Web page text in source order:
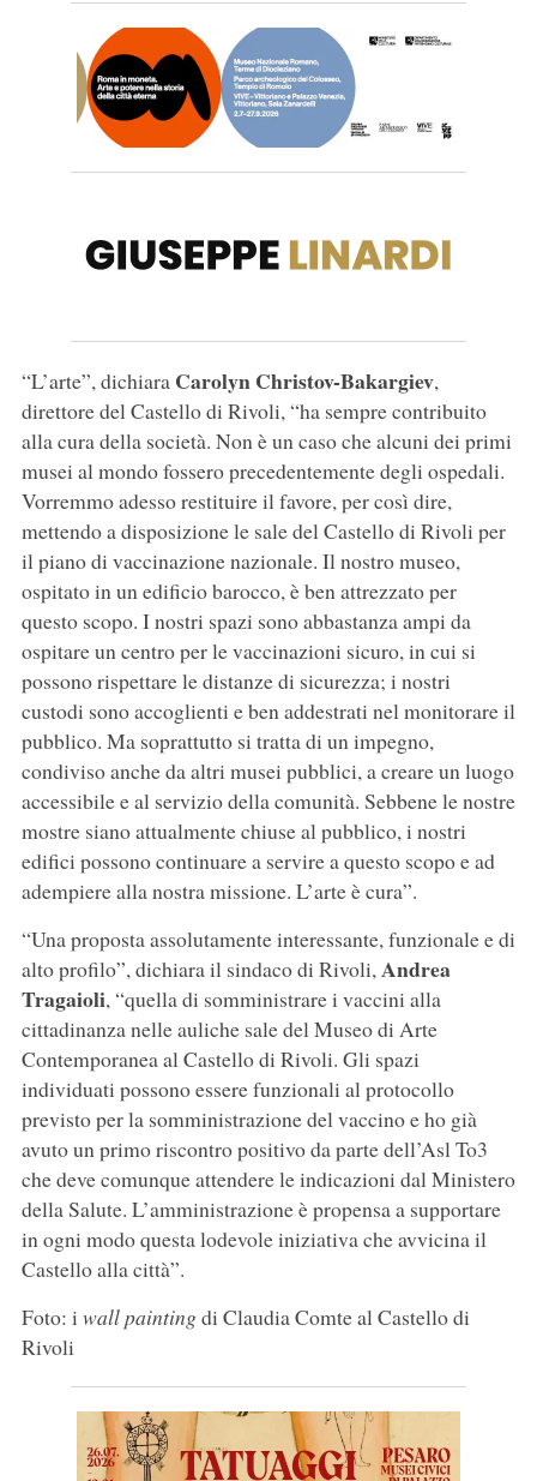
“L’arte”, dichiara Carolyn Christov-Bakargiev,
direttore del Castello di Rivoli, “ha sempre contribuito
alla cura della società. Non è un caso che alcuni dei primi
musei al mondo fossero precedentemente degli ospedali.
Vorremmo adesso restituire il favore, per così dire,
mettendo a disposizione le sale del Castello di Rivoli per
il piano di vaccinazione nazionale. Il nostro museo,
ospitato in un edificio barocco, è ben attrezzato per
questo scopo. I nostri spazi sono abbastanza ampi da
ospitare un centro per le vaccinazioni sicuro, in cui si
possono rispettare le distanze di sicurezza; i nostri
custodi sono accoglienti e ben addestrati nel monitorare il
pubblico. Ma soprattutto si tratta di un impegno,
condiviso anche da altri musei pubblici, a creare un luogo
accessibile e al servizio della comunità. Sebbene le nostre
mostre siano attualmente chiuse al pubblico, i nostri
edifici possono continuare a servire a questo scopo e ad
adempiere alla nostra missione. L’arte è cura”.
“Una proposta assolutamente interessante, funzionale e di
alto profilo”, dichiara il sindaco di Rivoli,Andrea
Tragaioli, “quella di somministrare i vaccini alla
cittadinanza nelle auliche sale del Museo di Arte
Contemporanea al Castello di Rivoli. Gli spazi
individuati possono essere funzionali al protocollo
previsto per la somministrazione del vaccino e ho già
avuto un primo riscontro positivo da parte dell’Asl To3
che deve comunque attendere le indicazioni dal Ministero
della Salute. L’amministrazione è propensa a supportare
in ogni modo questa lodevole iniziativa che avvicina il
Castello alla città”.
Foto: i wall paintingdi Claudia Comte al Castello di
Rivoli